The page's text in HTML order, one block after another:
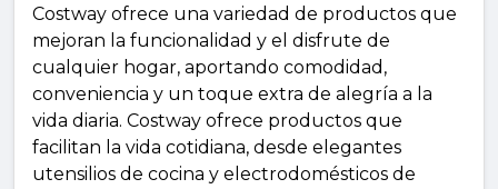
Costway ofrece una variedad de productos que
mejoran la funcionalidad y el disfrute de
cualquier hogar, aportando comodidad,
conveniencia y un toque extra de alegría a la
vida diaria. Costway ofrece productos que
facilitan la vida cotidiana, desde elegantes
utensilios de cocina y electrodomésticos de